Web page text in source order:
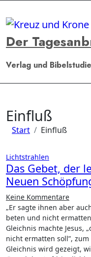
Inhalt
springen
Der
Verlag und
Einfluß
Start Einfluß
Lichtstrahlen
Das Gebet, der
Neuen
Keine Kommentare
„Er sagte ihnen aber
beten und nicht
Gleichnis machte Jesus,
nicht ermatten soll”,
Gleichnis wird gezeigt,